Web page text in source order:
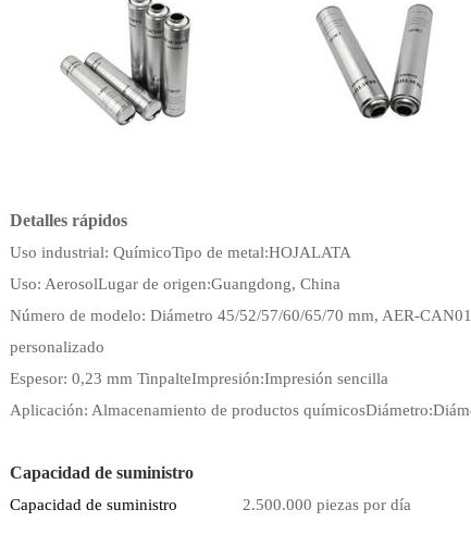
Detalles rápidos
Uso industrial: QuímicoTipo de metal:HOJALATA
Uso: AerosolLugar de origen:Guangdong, China
Número de modelo: Diámetro 45/52/57/60/65/70 mm, AER-CAN01
personalizado
Espesor: 0,23 mm TinpalteImpresión:Impresión sencilla
Aplicación: Almacenamiento de productos químicosDiámetro:
Capacidad de suministro
Capacidad de suministro 2.500.000 piezas por día